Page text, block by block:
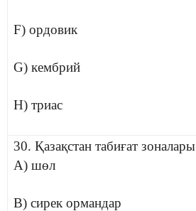
F) ордовик
G) кембрий
H) триас
30. Қазақстан табиғат зоналары
A) шөл
B) сирек ормандар